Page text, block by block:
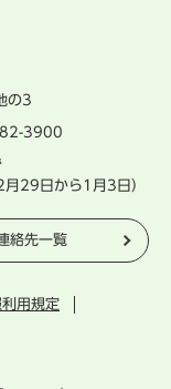
の3
3900
29日から1月3日）
絡先一覧
用規定